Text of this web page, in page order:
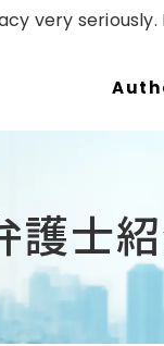
護士
very